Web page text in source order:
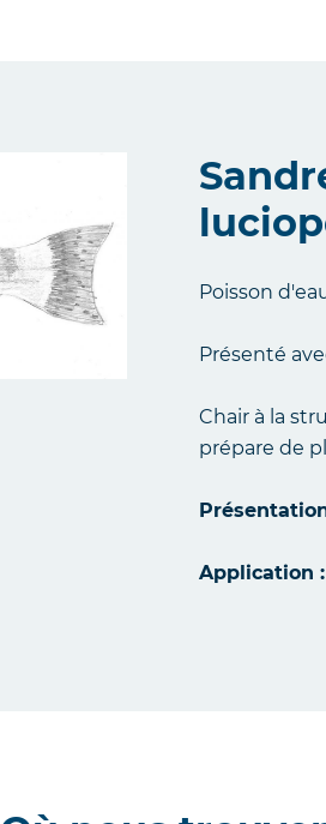
Poisson
Présenté
Chair à la
prépare de
Application :